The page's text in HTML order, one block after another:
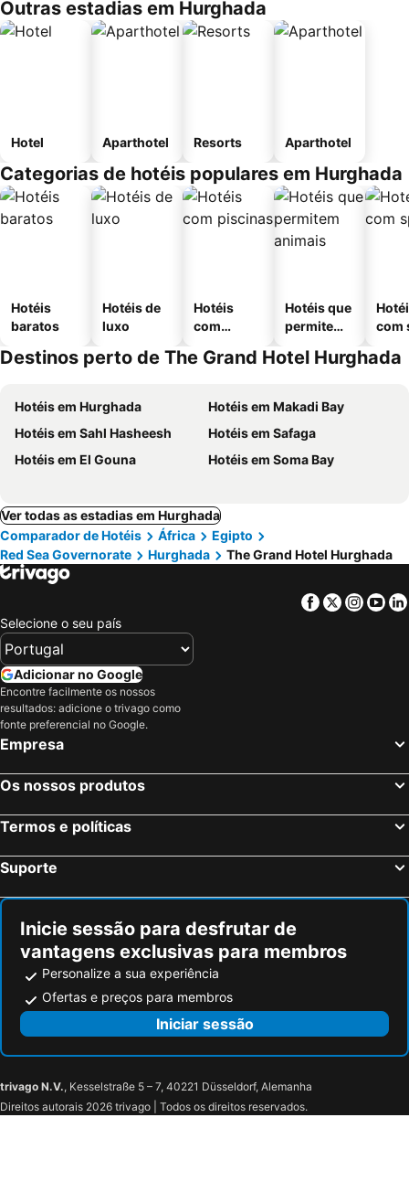
Outras estadias em Hurghada
Hotel Aparthotel Resorts Aparthotel
Categorias de hotéis populares em Hurghada
Hotéis
baratos
Hotéis de
luxo
Hotéis
com
Hotéis que
permitem
com
Destinos perto de The Grand Hotel Hurghada
Hotéis em Hurghada
Hotéis em Makadi Bay
Hotéis em Sahl Hasheesh
Hotéis em Safaga
Hotéis em El Gouna
Hotéis em Soma Bay
Ver todas as estadias em Hurghada
Comparador de Hotéis
África
Egipto
Red Sea Governorate
Hurghada The Grand Hotel Hurghada
Facebook
Twitter
Selecione o seu país
Adicionar no Google
Encontre facilmente os nossos
resultados: adicione o trivago como
fonte preferencial no Google.
Empresa
Os nossos produtos
Termos e políticas
Suporte
Inicie sessão para desfrutar de
vantagens exclusivas para membros
Personalize a sua experiência
Ofertas e preços para membros
Iniciar sessão
trivago N.V., Kesselstraße 5 – 7, 40221 Düsseldorf, Alemanha
Direitos autorais 2026 trivago | Todos os direitos reservados.